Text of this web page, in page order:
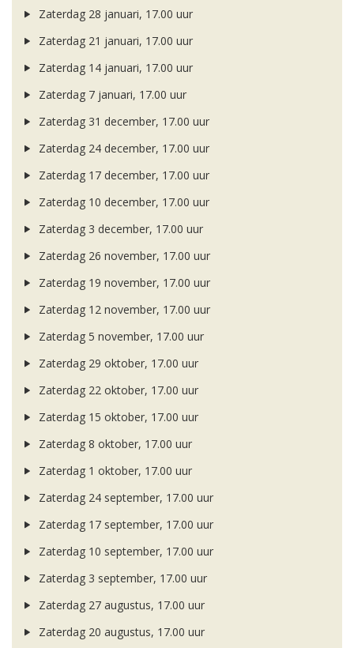
Zaterdag 28 januari, 17.00 uur
Zaterdag 21 januari, 17.00 uur
Zaterdag 14 januari, 17.00 uur
Zaterdag 7 januari, 17.00 uur
Zaterdag 31 december, 17.00 uur
Zaterdag 24 december, 17.00 uur
Zaterdag 17 december, 17.00 uur
Zaterdag 10 december, 17.00 uur
Zaterdag 3 december, 17.00 uur
Zaterdag 26 november, 17.00 uur
Zaterdag 19 november, 17.00 uur
Zaterdag 12 november, 17.00 uur
Zaterdag 5 november, 17.00 uur
Zaterdag 29 oktober, 17.00 uur
Zaterdag 22 oktober, 17.00 uur
Zaterdag 15 oktober, 17.00 uur
Zaterdag 8 oktober, 17.00 uur
Zaterdag 1 oktober, 17.00 uur
Zaterdag 24 september, 17.00 uur
Zaterdag 17 september, 17.00 uur
Zaterdag 10 september, 17.00 uur
Zaterdag 3 september, 17.00 uur
Zaterdag 27 augustus, 17.00 uur
Zaterdag 20 augustus, 17.00 uur